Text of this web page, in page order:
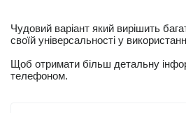
Чудовий варіант який вирішить
своїй універсальності у
Щоб отримати більш детальну
телефоном.